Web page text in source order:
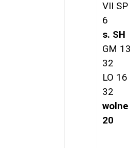
VII
6
s. SH
GM
32
LO
32
20